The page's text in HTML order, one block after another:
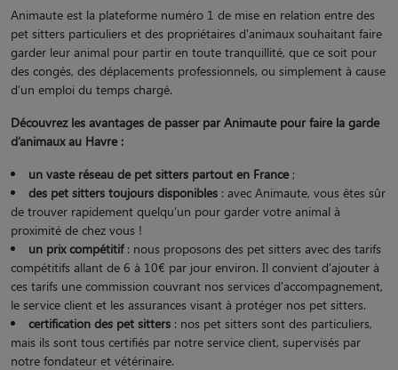
Animaute est la plateforme numéro 1 de mise en relation entre des
pet sitters particuliers et des propriétaires d'animaux souhaitant faire
garder leur animal pour partir en toute tranquillité, que ce soit pour
des congés, des déplacements professionnels, ou simplement à cause
d’un emploi du temps chargé.
Découvrez les avantages de passer par Animaute pour faire la garde
d’animaux au Havre :
un vaste réseau de pet sitters partout en France;
des pet sitters toujours disponibles : avec Animaute, vous êtes sûr
de trouver rapidement quelqu’un pour garder votre animal à
proximité de chez vous !
un prix compétitif: nous proposons des pet sitters avec des tarifs
compétitifs allant de 6 à 10€ par jour environ. Il convient d'ajouter à
ces tarifs une commission couvrant nos services d'accompagnement,
le service client et les assurances visant à protéger nos pet sitters.
certification des pet sitters : nos pet sitters sont des particuliers,
mais ils sont tous certifiés par notre service client, supervisés par
notre fondateur et vétérinaire.